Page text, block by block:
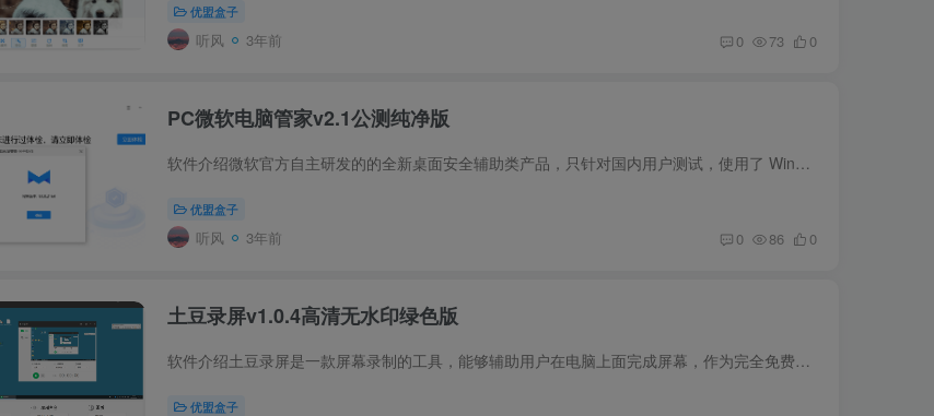
优盟盒子
听风 3年前 0 73 0
PC微软电脑管家v2.1公测纯净版
软件介绍微软官方自主研发的的全新桌面安全辅助类产品，只针对国内用户测试，使用了 Windows 官方 Defender 病毒库，功能比较简单，微软电脑管家聚合微软 Windows 系统强大的底层研发能力，搭配...
优盟盒子
听风 3年前 0 86 0
土豆录屏v1.0.4高清无水印绿色版
软件介绍土豆录屏是一款屏幕录制的工具，能够辅助用户在电脑上面完成屏幕，作为完全免费兵器非常简单就能够进行的屏幕录制的软件，足够满足用户对于屏幕录制上面的需求，并且录屏完全没有水印等...
优盟盒子